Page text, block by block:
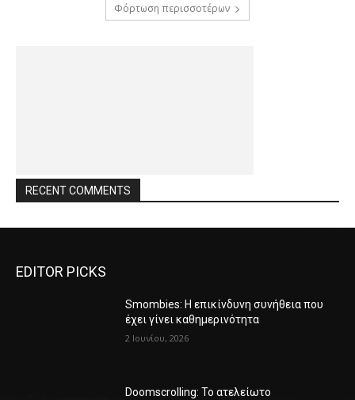
Φόρτωση περισσοτέρων
RECENT COMMENTS
EDITOR PICKS
Smombies: Η επικίνδυνη συνήθεια που
έχει γίνει καθημερινότητα
2 Ιουνίου, 2026
Doomscrolling: Το ατελείωτο